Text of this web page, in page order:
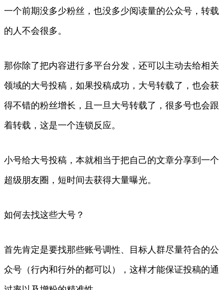
一个前期没多少粉丝，也没多少阅读量的公众号，转载
的人不会很多。
那你除了把内容进行多平台分发，还可以主动去给相关
领域的大号投稿，如果投稿成功，大号转载了，也会获
得不错的粉丝增长，且一旦大号转载了，很多号也会跟
着转载，这是一个连锁反应。
小号给大号投稿，本就相当于把自己的文章分享到一个
超级朋友圈，短时间去获得大量曝光。
如何去找这些大号？
首先肯定是要找那些账号调性、目标人群尽量符合的公
众号（行内和行外的都可以），这样才能保证投稿的通